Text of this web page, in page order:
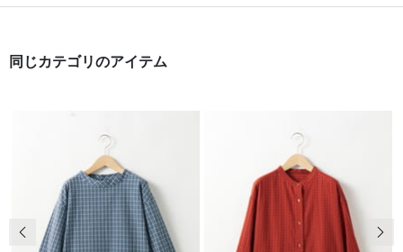
同じカテゴリのアイテム
前の画像